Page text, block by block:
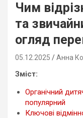
Чим
та
огляд
05.12.2025 Анна
Зміст:
Органічний
популярний
Ключові